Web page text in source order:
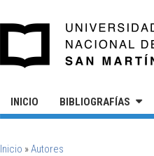
INICIO BIBLIOGRAFÍAS
SE ENCUENTRA USTED AQUÍ
Inicio »Autores